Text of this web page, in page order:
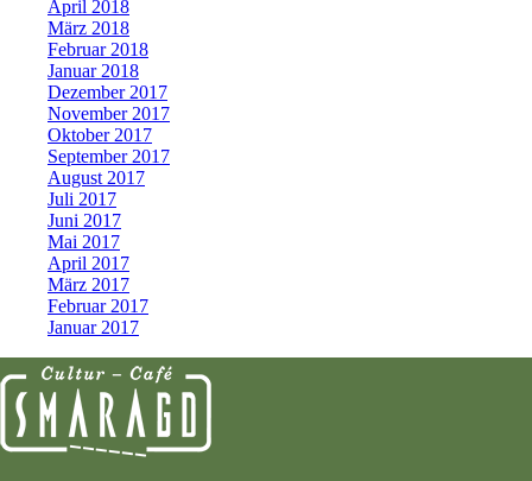
April 2018
März 2018
Februar 2018
Januar 2018
Dezember 2017
November 2017
Oktober 2017
September 2017
August 2017
Juli 2017
Juni 2017
Mai 2017
April 2017
März 2017
Februar 2017
Januar 2017